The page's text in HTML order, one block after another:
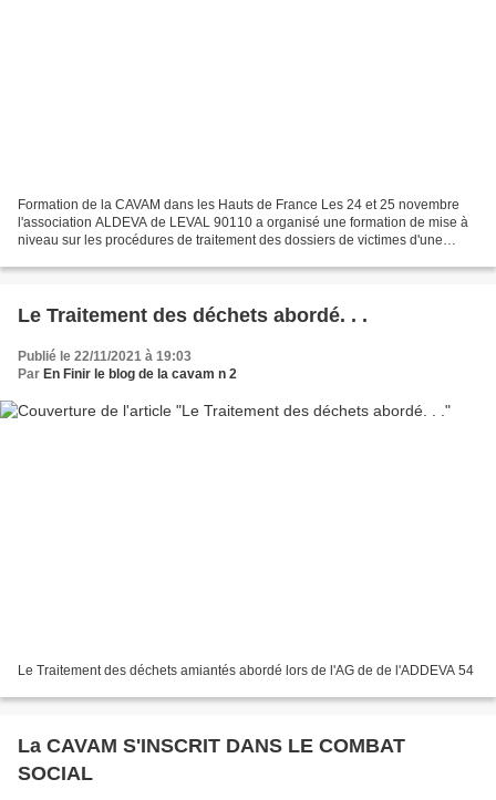
Formation de la CAVAM dans les Hauts de France Les 24 et 25 novembre
l'association ALDEVA de LEVAL 90110 a organisé une formation de mise à
niveau sur les procédures de traitement des dossiers de victimes d'une
Le Traitement des déchets abordé. . .
Publié le 22/11/2021 à 19:03
Par En Finir le blog de la cavam n 2
Le Traitement des déchets amiantés abordé lors de l'AG de de l'ADDEVA 54
La CAVAM S'INSCRIT DANS LE COMBAT
SOCIAL